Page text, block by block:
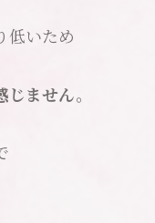
低いため
ません。